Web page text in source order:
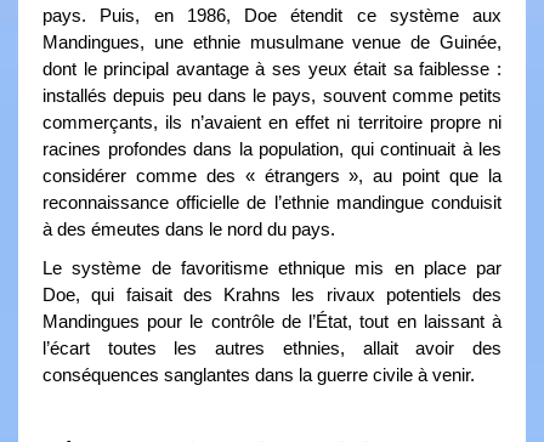
pays. Puis, en 1986, Doe étendit ce système aux
Mandingues, une ethnie musulmane venue de Guinée,
dont le principal avantage à ses yeux était sa faiblesse :
installés depuis peu dans le pays, souvent comme petits
commerçants, ils n’avaient en effet ni territoire propre ni
racines profondes dans la population, qui continuait à les
considérer comme des « étrangers », au point que la
reconnaissance officielle de l’ethnie mandingue conduisit
à des émeutes dans le nord du pays.
Le système de favoritisme ethnique mis en place par
Doe, qui faisait des Krahns les rivaux potentiels des
Mandingues pour le contrôle de l’État, tout en laissant à
l’écart toutes les autres ethnies, allait avoir des
conséquences sanglantes dans la guerre civile à venir.